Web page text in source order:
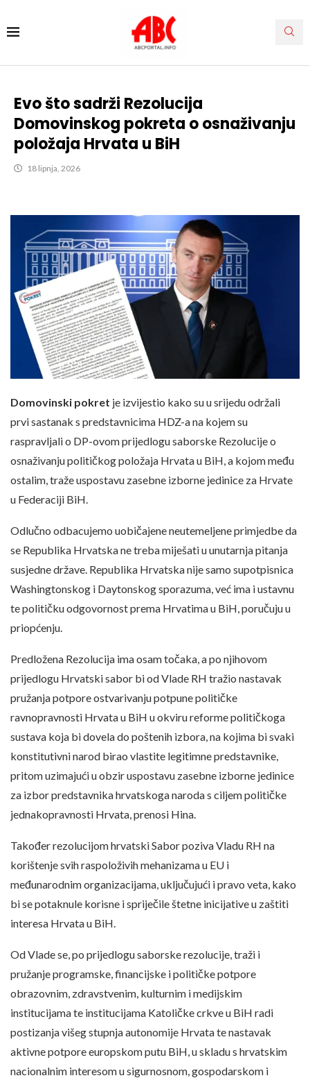
Evo što sadrži Rezolucija
Domovinskog pokreta o osnaživanju
položaja Hrvata u BiH
18 lipnja, 2026
Domovinski pokret je izvijestio kako su u srijedu održali
prvi sastanak s predstavnicima HDZ-a na kojem su
raspravljali o DP-ovom prijedlogu saborske Rezolucije o
osnaživanju političkog položaja Hrvata u BiH, a kojom među
ostalim, traže uspostavu zasebne izborne jedinice za Hrvate
u Federaciji BiH.
Odlučno odbacujemo uobičajene neutemeljene primjedbe da
se Republika Hrvatska ne treba miješati u unutarnja pitanja
susjedne države. Republika Hrvatska nije samo supotpisnica
Washingtonskog i Daytonskog sporazuma, već ima i ustavnu
te političku odgovornost prema Hrvatima u BiH, poručuju u
priopćenju.
Predložena Rezolucija ima osam točaka, a po njihovom
prijedlogu Hrvatski sabor bi od Vlade RH tražio nastavak
pružanja potpore ostvarivanju potpune političke
ravnopravnosti Hrvata u BiH u okviru reforme političkoga
sustava koja bi dovela do poštenih izbora, na kojima bi svaki
konstitutivni narod birao vlastite legitimne predstavnike,
pritom uzimajući u obzir uspostavu zasebne izborne jedinice
za izbor predstavnika hrvatskoga naroda s ciljem političke
jednakopravnosti Hrvata, prenosi Hina.
Također rezolucijom hrvatski Sabor poziva Vladu RH na
korištenje svih raspoloživih mehanizama u EU i
međunarodnim organizacijama, uključujući i pravo veta, kako
bi se potaknule korisne i spriječile štetne inicijative u zaštiti
interesa Hrvata u BiH.
Od Vlade se, po prijedlogu saborske rezolucije, traži i
pružanje programske, financijske i političke potpore
obrazovnim, zdravstvenim, kulturnim i medijskim
institucijama te institucijama Katoličke crkve u BiH radi
postizanja višeg stupnja autonomije Hrvata te nastavak
aktivne potpore europskom putu BiH, u skladu s hrvatskim
nacionalnim interesom u sigurnosnom, gospodarskom i